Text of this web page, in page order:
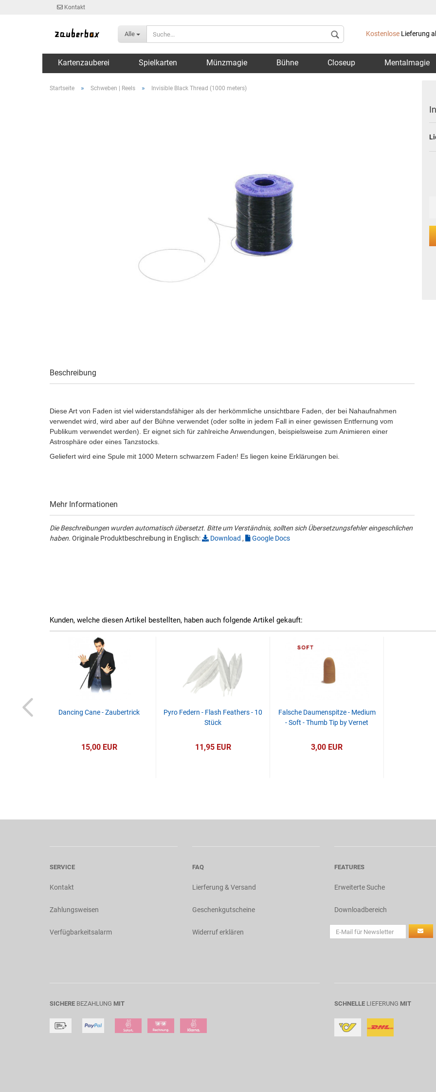
Kontakt
Lieferland
Alle Kostenlose Lieferung
Kartenzauberei Spielkarten Münzmagie Bühne Closeup Mentalmagie
Startseite » Schweben | Reels » Invisible Black Thread (1000 meters)
Beschreibung
Diese Art von Faden ist viel widerstandsfähiger als der herkömmliche unsichtbare Faden, der bei Nahaufnahmen
verwendet wird, wird aber auf der Bühne verwendet (oder sollte in jedem Fall in einer gewissen Entfernung vom
Publikum verwendet werden). Er eignet sich für zahlreiche Anwendungen, beispielsweise zum Animieren einer
Astrosphäre oder eines Tanzstocks.
Geliefert wird eine Spule mit 1000 Metern schwarzem Faden! Es liegen keine Erklärungen bei.
Mehr Informationen
Die Beschreibungen wurden automatisch übersetzt. Bitte um Verständnis, sollten sich Übersetzungsfehler eingeschlichen
haben. Originale Produktbeschreibung in Englisch: Download , Google Docs
Kunden, welche diesen Artikel bestellten, haben auch folgende Artikel gekauft:
Dancing Cane - Zaubertrick
15,00 EUR
Pyro Federn - Flash Feathers - 10
Stück
11,95 EUR
Falsche Daumenspitze - Medium
- Soft - Thumb Tip by Vernet
3,00 EUR
SERVICE
Kontakt
Zahlungsweisen
Verfügbarkeitsalarm
FAQ
Lierferung & Versand
Geschenkgutscheine
Widerruf erklären
FEATURES
Erweiterte Suche
Downloadbereich
SICHERE BEZAHLUNG MIT SCHNELLE LIEFERUNG MIT